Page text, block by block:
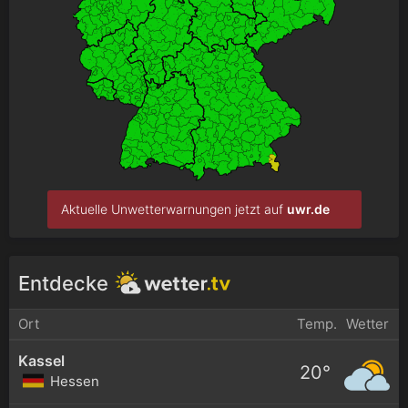
Aktuelle Unwetterwarnungen jetzt auf uwr.de
Entdecke
Ort Temp. Wetter
Kassel
Hessen 20°